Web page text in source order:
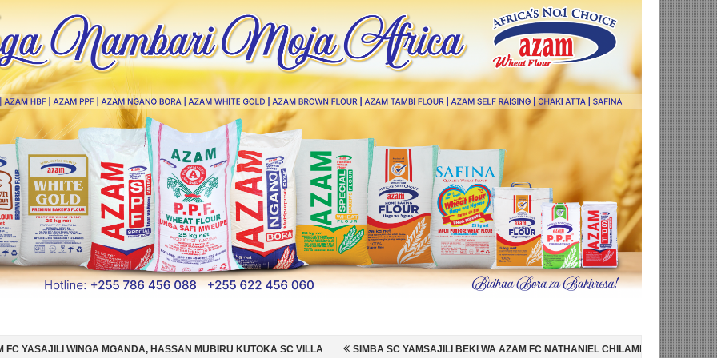
HASSAN MUBIRU KUTOKA SC VILLA SIMBA SC YAMSAJILI BEKI WA AZAM FC NATHANIEL CHILAMBO NI HISPANIA MABINGWA WA